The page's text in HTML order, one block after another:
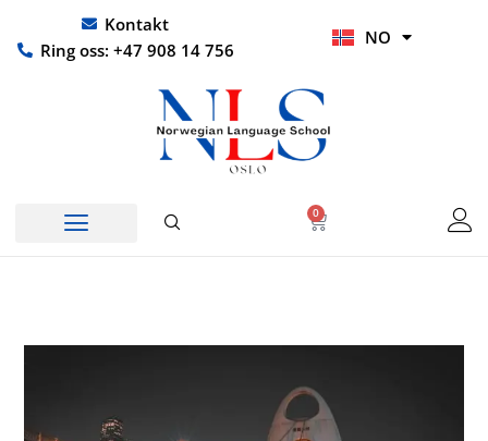
rett
Kontakt
Ring oss: +47 908 14 756
NO
HI
0
Handlekurv